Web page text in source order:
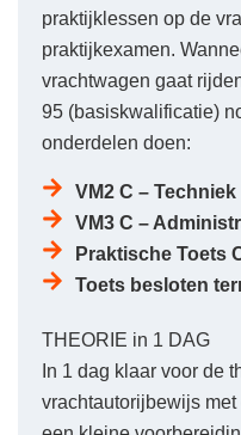
praktijklessen op de
praktijkexamen.
vrachtwagen gaat
95 (basiskwalificatie)
onderdelen doen:
VM2 C – Techniek
VM3 C –
Praktische Toets
Toets besloten
THEORIE in 1 DAG
In 1 dag klaar voor de
vrachtautorijbewijs